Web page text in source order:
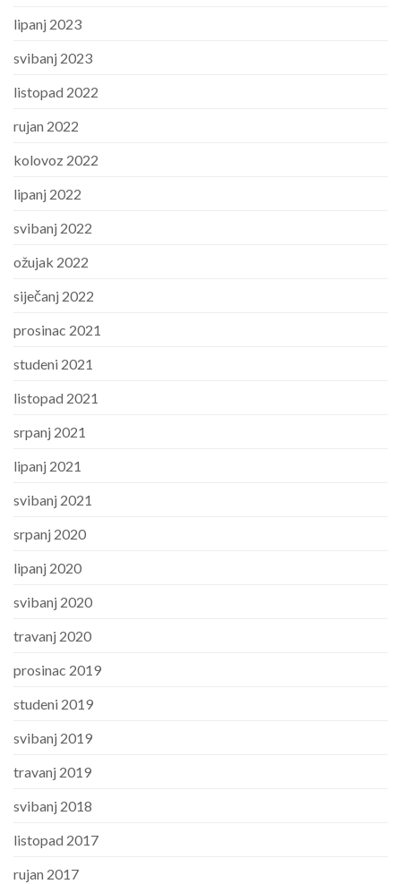
lipanj 2023
svibanj 2023
listopad 2022
rujan 2022
kolovoz 2022
lipanj 2022
svibanj 2022
ožujak 2022
siječanj 2022
prosinac 2021
studeni 2021
listopad 2021
srpanj 2021
lipanj 2021
svibanj 2021
srpanj 2020
lipanj 2020
svibanj 2020
travanj 2020
prosinac 2019
studeni 2019
svibanj 2019
travanj 2019
svibanj 2018
listopad 2017
rujan 2017